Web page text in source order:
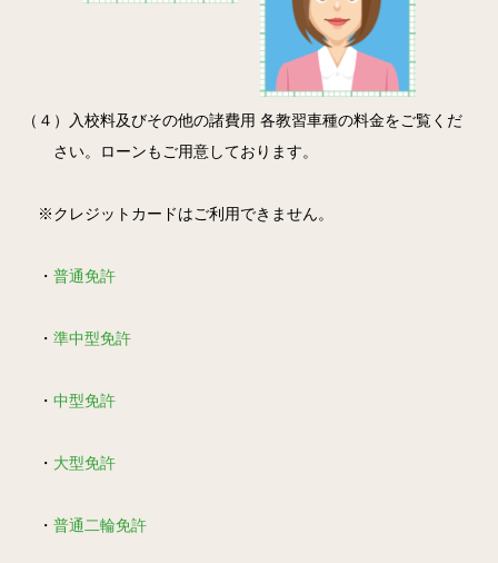
（４）入校料及びその他の諸費用 各教習車種の料金をご覧くだ
さい。ローンもご用意しております。
※クレジットカードはご利用できません。
・ 普通免許
・ 準中型免許
・ 中型免許
・ 大型免許
・ 普通二輪免許